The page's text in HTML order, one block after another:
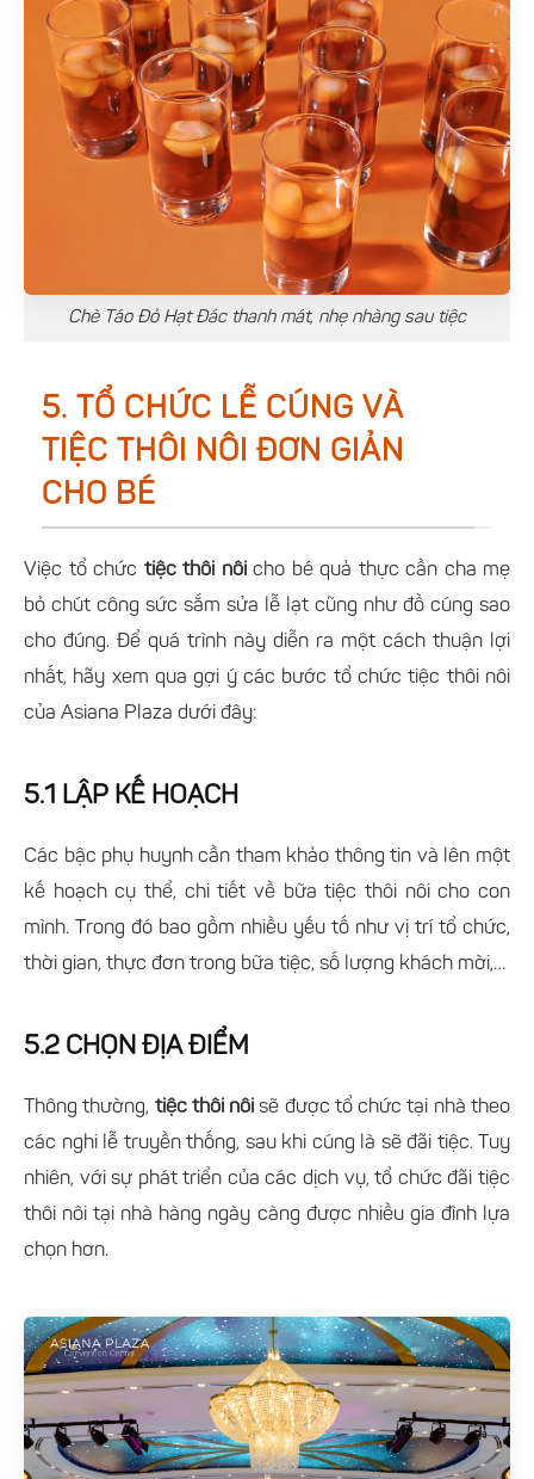
Chè Táo Đỏ Hạt Đác thanh mát, nhẹ nhàng sau tiệc
5. TỔ CHỨC LỄ CÚNG VÀ
TIỆC THÔI NÔI ĐƠN GIẢN
CHO BÉ
Việc tổ chức tiệc thôi nôicho bé quả thực cần cha mẹ
bỏ chút công sức sắm sửa lễ lạt cũng như đồ cúng sao
cho đúng. Để quá trình này diễn ra một cách thuận lợi
nhất, hãy xem qua gợi ý các bước tổ chức tiệc thôi nôi
của Asiana Plaza dưới đây:
5.1 LẬP KẾ HOẠCH
Các bậc phụ huynh cần tham khảo thông tin và lên một
kế hoạch cụ thể, chi tiết về bữa tiệc thôi nôi cho con
mình. Trong đó bao gồm nhiều yếu tố như vị trí tổ chức,
thời gian, thực đơn trong bữa tiệc, số lượng khách mời,…
5.2 CHỌN ĐỊA ĐIỂM
Thông thường, tiệc thôi nôi sẽ được tổ chức tại nhà theo
các nghi lễ truyền thống, sau khi cúng là sẽ đãi tiệc. Tuy
nhiên, với sự phát triển của các dịch vụ, tổ chức đãi tiệc
thôi nôi tại nhà hàng ngày càng được nhiều gia đình lựa
chọn hơn.